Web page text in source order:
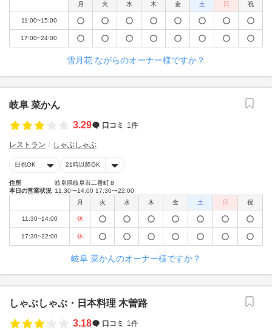
月
火 水 木 金 土 日 祝
11:00~15:00
17:00~24:00
雪月花 ながらのオーナー様ですか？
岐阜 菜かん
3.29
口コミ 1件
レストラン しゃぶしゃぶ
日祝OK 21時以降OK
住所
岐阜県岐阜市二番町８
本日の営業状況 11:30〜14:00 17:30〜22:00
月
火 水 木 金 土 日 祝
11:30~14:00 休
17:30~22:00 休
岐阜 菜かんのオーナー様ですか？
しゃぶしゃぶ・日本料理 木曽路
3.18
口コミ 1件